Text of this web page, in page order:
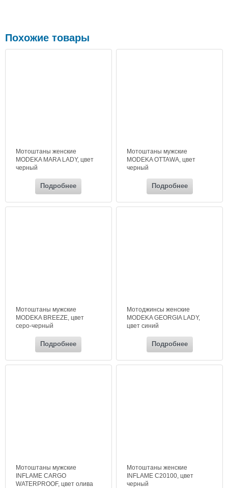
Похожие товары
Мотоштаны женские
MODEKA MARA LADY, цвет
черный
Подробнее
Мотоштаны мужские
MODEKA OTTAWA, цвет
черный
Подробнее
Мотоштаны мужские
MODEKA BREEZE, цвет
серо-черный
Подробнее
Мотоджинсы женские
MODEKA GEORGIA LADY,
цвет синий
Подробнее
Мотоштаны мужские
INFLAME CARGO
WATERPROOF, цвет олива
Мотоштаны женские
INFLAME C20100, цвет
черный